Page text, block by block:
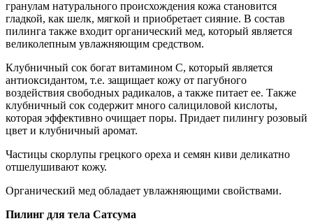
гранулам натурального происхождения кожа становится
гладкой, как шелк, мягкой и приобретает сияние. В состав
пилинга также входит органический мед, который является
великолепным увлажняющим средством.
Клубничный сок богат витамином С, который является
антиоксидантом, т.е. защищает кожу от пагубного
воздействия свободных радикалов, а также питает ее. Также
клубничный сок содержит много салициловой кислоты,
которая эффективно очищает поры. Придает пилингу розовый
цвет и клубничный аромат.
Частицы скорлупы грецкого ореха и семян киви деликатно
отшелушивают кожу.
Органический мед обладает увлажняющими свойствами.
Пилинг для тела Сатсума